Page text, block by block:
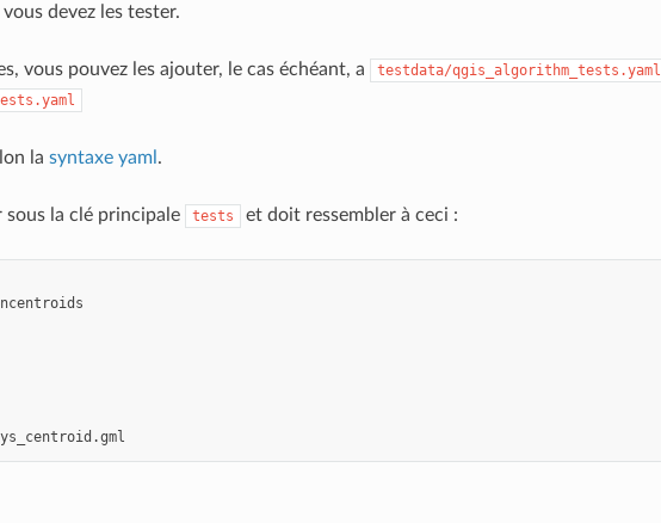
devez les tester.
vous pouvez les ajouter, le cas échéant, a testdata/qgis_algorithm_tests.yaml
la syntaxe yaml .
la clé principale tests et doit ressembler à ceci :